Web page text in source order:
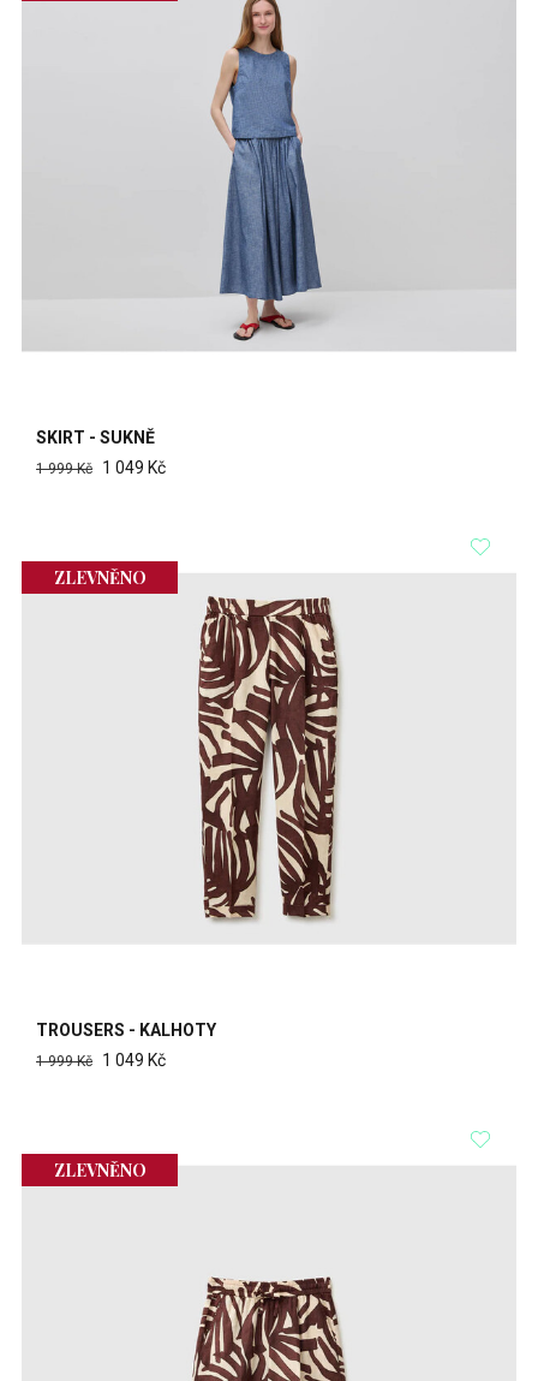
SKIRT - SUKNĚ
1 999 Kč 1 049 Kč
ZLEVNĚNO
TROUSERS - KALHOTY
1 999 Kč 1 049 Kč
ZLEVNĚNO